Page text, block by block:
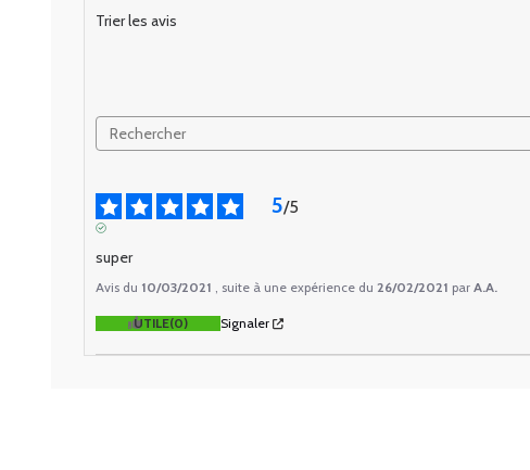
Trier les avis
5/5
super
Avis du 10/03/2021 , suite à une expérience du 26/02/2021 par A.A.
UTILE(0) Signaler